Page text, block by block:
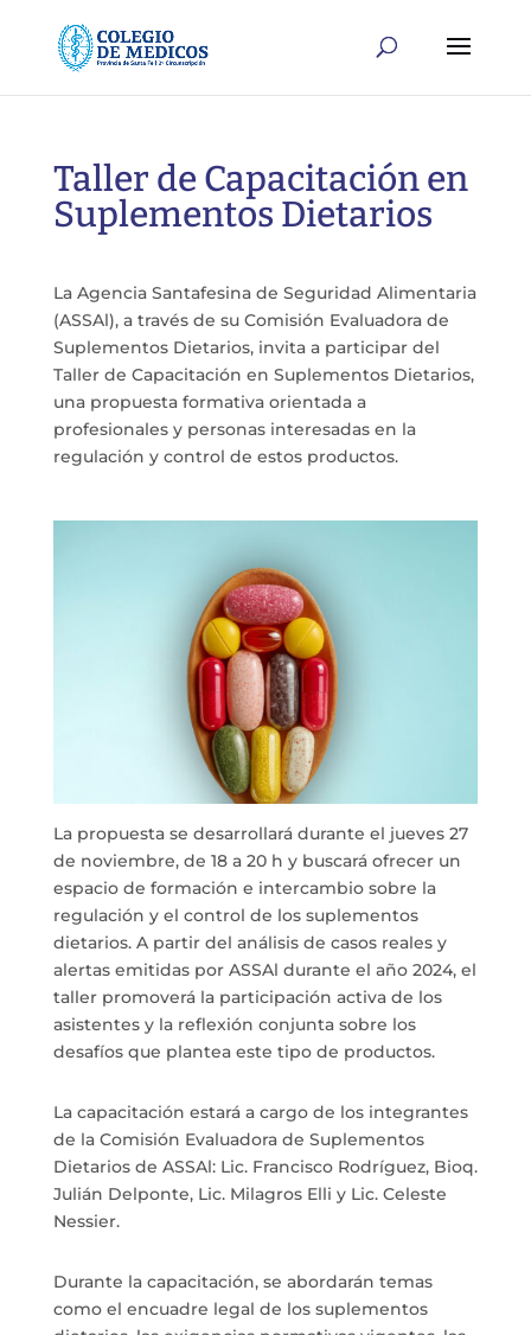
Taller de Capacitación en
Suplementos Dietarios
La Agencia Santafesina de Seguridad Alimentaria
(ASSAl), a través de su Comisión Evaluadora de
Suplementos Dietarios, invita a participar del
Taller de Capacitación en Suplementos Dietarios,
una propuesta formativa orientada a
profesionales y personas interesadas en la
regulación y control de estos productos.
La propuesta se desarrollará durante el jueves 27
de noviembre, de 18 a 20 h y buscará ofrecer un
espacio de formación e intercambio sobre la
regulación y el control de los suplementos
dietarios. A partir del análisis de casos reales y
alertas emitidas por ASSAl durante el año 2024, el
taller promoverá la participación activa de los
asistentes y la reflexión conjunta sobre los
desafíos que plantea este tipo de productos.
La capacitación estará a cargo de los integrantes
de la Comisión Evaluadora de Suplementos
Dietarios de ASSAl: Lic. Francisco Rodríguez, Bioq.
Julián Delponte, Lic. Milagros Elli y Lic. Celeste
Nessier.
Durante la capacitación, se abordarán temas
como el encuadre legal de los suplementos